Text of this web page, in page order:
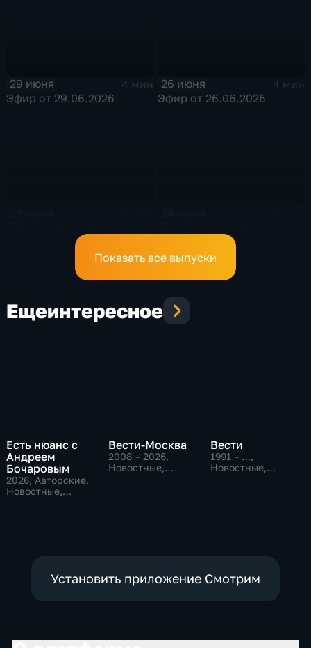
29 июня
4 мин
Эфир от 29.06.2026
26 июня
4 мин
Эфир от 26.06.2026
Показать все выпуски
Ещеинтересное
Есть нюанс с
Андреем
Бочаровым
2026, Авторские,
Новостные,
Вести-Москва
2008 – 2026,
Новостные,
Вести
1991 – …,
Новостные,
Установить приложение Смотрим